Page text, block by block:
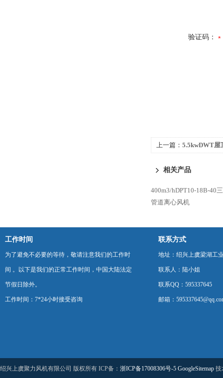
验证码：
上一篇： 5.5kwDWT屋
相关产品
400m3/hDPT10-18B-40
管道离心风机
工作时间
为了避免不必要的等待，敬请注意我们的工作时
间 。以下是我们的正常工作时间，中国大陆法定
节假日除外。
工作时间：7*24小时接受咨询
联系方式
地址：绍兴上虞梁湖工
联系人：陆小姐
联系QQ：595337645
邮箱：
绍兴上虞聚力风机有限公司 版权所有 ICP备： 浙ICP备17008306号-5 GoogleSitemap 技